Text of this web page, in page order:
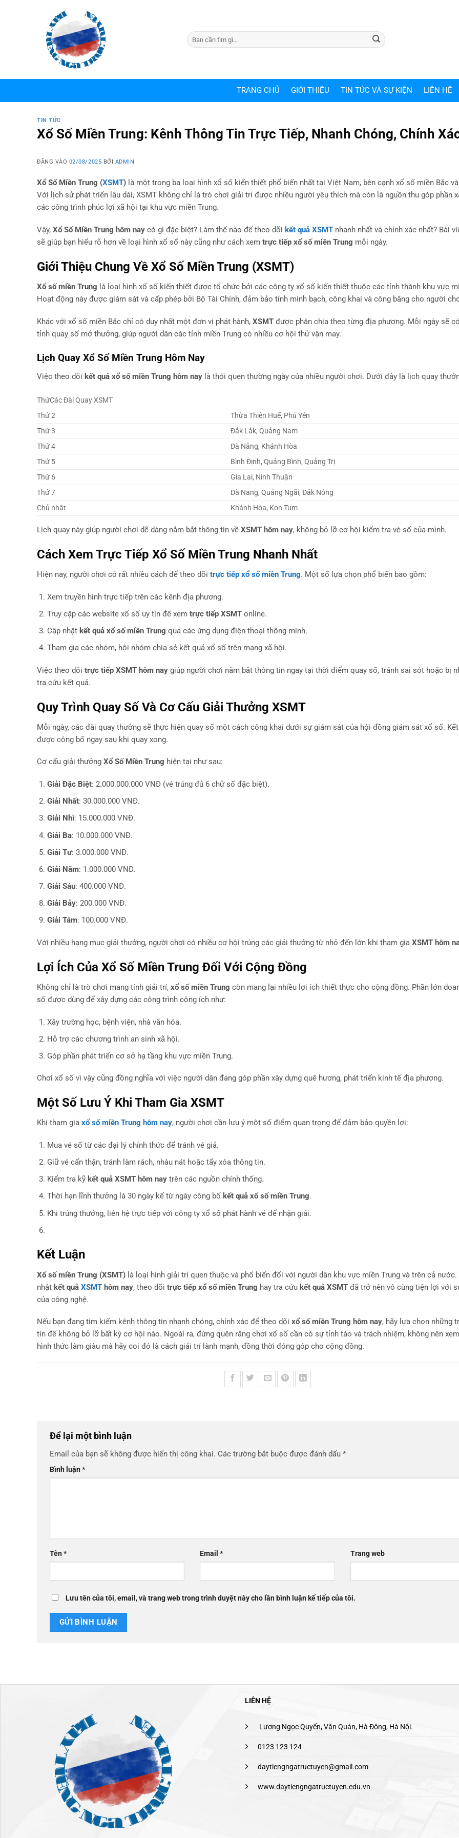
TRANG CHỦ GIỚI THIỆU TIN TỨC VÀ SỰ KIỆN LIÊN HỆ
TIN TỨC
Xổ Số Miền Trung: Kênh Thông Tin Trực Tiếp, Nhanh Chóng, Chính
ĐĂNG VÀO 02/08/2025 BỞI ADMIN
Xổ Số Miền Trung (XSMT) là một trong ba loại hình xổ số kiến thiết phổ biến nhất tại Việt Nam, bên cạnh xổ số miền Bắc
Với lịch sử phát triển lâu dài, XSMT không chỉ là trò chơi giải trí được nhiều người yêu thích mà còn là nguồn thu góp phần
các công trình phúc lợi xã hội tại khu vực miền Trung.
Vậy, Xổ Số Miền Trung hôm nay có gì đặc biệt? Làm thế nào để theo dõi kết quả XSMT nhanh nhất và chính xác nhất? Bài
sẽ giúp bạn hiểu rõ hơn về loại hình xổ số này cũng như cách xem trực tiếp xổ số miền Trung mỗi ngày.
Giới Thiệu Chung Về Xổ Số Miền Trung (XSMT)
Xổ số miền Trung là loại hình xổ số kiến thiết được tổ chức bởi các công ty xổ số kiến thiết thuộc các tỉnh thành khu vực
Hoạt động này được giám sát và cấp phép bởi Bộ Tài Chính, đảm bảo tính minh bạch, công khai và công bằng cho người
Khác với xổ số miền Bắc chỉ có duy nhất một đơn vị phát hành, XSMT được phân chia theo từng địa phương. Mỗi ngày sẽ
tỉnh quay số mở thưởng, giúp người dân các tỉnh miền Trung có nhiều cơ hội thử vận may.
Lịch Quay Xổ Số Miền Trung Hôm Nay
Việc theo dõi kết quả xổ số miền Trung hôm nay là thói quen thường ngày của nhiều người chơi. Dưới đây là lịch quay
ThứCác Đài Quay XSMT
Thứ 2
Thừa Thiên Huế, Phú Yên
Thứ 3
Đắk Lắk, Quảng Nam
Thứ 4
Đà Nẵng, Khánh Hòa
Thứ 5
Bình Định, Quảng Bình, Quảng Trị
Thứ 6
Gia Lai, Ninh Thuận
Thứ 7
Đà Nẵng, Quảng Ngãi, Đắk Nông
Chủ nhật
Khánh Hòa, Kon Tum
Lịch quay này giúp người chơi dễ dàng nắm bắt thông tin về XSMT hôm nay, không bỏ lỡ cơ hội kiểm tra vé số của mình.
Cách Xem Trực Tiếp Xổ Số Miền Trung Nhanh Nhất
Hiện nay, người chơi có rất nhiều cách để theo dõi trực tiếp xổ số miền Trung. Một số lựa chọn phổ biến bao gồm:
Xem truyền hình trực tiếp trên các kênh địa phương.
Truy cập các website xổ số uy tín để xem trực tiếp XSMTonline.
Cập nhật kết quả xổ số miền Trung qua các ứng dụng điện thoại thông minh.
Tham gia các nhóm, hội nhóm chia sẻ kết quả xổ số trên mạng xã hội.
Việc theo dõi trực tiếp XSMT hôm nay giúp người chơi nắm bắt thông tin ngay tại thời điểm quay số, tránh sai sót hoặc bị
tra cứu kết quả.
Quy Trình Quay Số Và Cơ Cấu Giải Thưởng XSMT
Mỗi ngày, các đài quay thưởng sẽ thực hiện quay số một cách công khai dưới sự giám sát của hội đồng giám sát xổ số.
được công bố ngay sau khi quay xong.
Cơ cấu giải thưởng Xổ Số Miền Trung hiện tại như sau:
Giải Đặc Biệt: 2.000.000.000 VNĐ (vé trúng đủ 6 chữ số đặc biệt).
Giải Nhất: 30.000.000 VNĐ.
Giải Nhì: 15.000.000 VNĐ.
Giải Ba: 10.000.000 VNĐ.
Giải Tư: 3.000.000 VNĐ.
Giải Năm: 1.000.000 VNĐ.
Giải Sáu: 400.000 VNĐ.
Giải Bảy: 200.000 VNĐ.
Giải Tám: 100.000 VNĐ.
Với nhiều hạng mục giải thưởng, người chơi có nhiều cơ hội trúng các giải thưởng từ nhỏ đến lớn khi tham gia XSMT hôm
Lợi Ích Của Xổ Số Miền Trung Đối Với Cộng Đồng
Không chỉ là trò chơi mang tính giải trí, xổ số miền Trung còn mang lại nhiều lợi ích thiết thực cho cộng đồng. Phần lớn
số được dùng để xây dựng các công trình công ích như:
Xây trường học, bệnh viện, nhà văn hóa.
Hỗ trợ các chương trình an sinh xã hội.
Góp phần phát triển cơ sở hạ tầng khu vực miền Trung.
Chơi xổ số vì vậy cũng đồng nghĩa với việc người dân đang góp phần xây dựng quê hương, phát triển kinh tế địa phương.
Một Số Lưu Ý Khi Tham Gia XSMT
Khi tham gia xổ số miền Trung hôm nay, người chơi cần lưu ý một số điểm quan trọng để đảm bảo quyền lợi:
Mua vé số từ các đại lý chính thức để tránh vé giả.
Giữ vé cẩn thận, tránh làm rách, nhàu nát hoặc tẩy xóa thông tin.
Kiểm tra kỹ kết quả XSMT hôm naytrên các nguồn chính thống.
Thời hạn lĩnh thưởng là 30 ngày kể từ ngày công bố kết quả xổ số miền Trung.
Khi trúng thưởng, liên hệ trực tiếp với công ty xổ số phát hành vé để nhận giải.
Kết Luận
Xổ số miền Trung (XSMT) là loại hình giải trí quen thuộc và phổ biến đối với người dân khu vực miền Trung và trên cả
nhật kết quả XSMT hôm nay, theo dõi trực tiếp xổ số miền Trung hay tra cứu kết quả XSMT đã trở nên vô cùng tiện lợi với
của công nghệ.
Nếu bạn đang tìm kiếm kênh thông tin nhanh chóng, chính xác để theo dõi xổ số miền Trung hôm nay, hãy lựa chọn những
tín để không bỏ lỡ bất kỳ cơ hội nào. Ngoài ra, đừng quên rằng chơi xổ số cần có sự tỉnh táo và trách nhiệm, không nên
hình thức làm giàu mà hãy coi đó là cách giải trí lành mạnh, đồng thời đóng góp cho cộng đồng.
Để lại một bình luận
Email của bạn sẽ không được hiển thị công khai. Các trường bắt buộc được đánh dấu *
Bình luận*
Tên* Email* Trang web
Lưu tên của tôi, email, và trang web trong trình duyệt này cho lần bình luận kế tiếp của tôi.
LIÊN HỆ
Lương Ngọc Quyến, Văn Quán, Hà Đông, Hà Nội.
0123 123 124
daytiengngatructuyen@gmail.com
www.daytiengngatructuyen.edu.vn